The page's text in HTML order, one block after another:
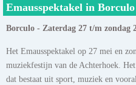
Emausspektakel in Borculo
Borculo - Zaterdag 27 t/m zondag
Het Emausspektakel op 27 mei en
muziekfestijn van de Achterhoek.
dat bestaat uit sport, muziek en